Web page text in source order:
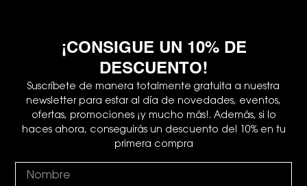
¡CONSIGUE UN 10% DE
DESCUENTO!
Suscríbete de manera totalmente gratuita a nuestra
newsletter para estar al día de novedades, eventos,
ofertas, promociones ¡y mucho más!. Además, si lo
haces ahora, conseguirás un descuento del 10% en tu
primera compra